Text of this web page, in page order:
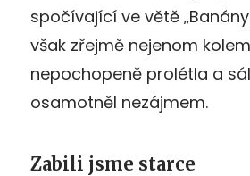
spočívající ve větě
však zřejmě nejenom
nepochopeně prolétla a
osamotněl nezájmem.
Zabili jsme starce